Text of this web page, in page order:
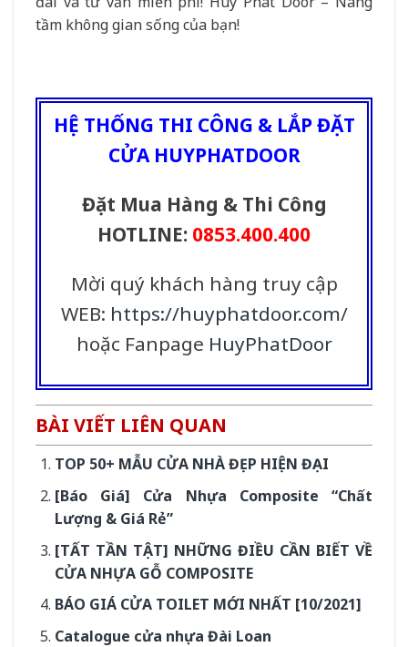
tầm không gian sống của bạn!
HỆ THỐNG THI CÔNG & LẮP ĐẶT
CỬA HUYPHATDOOR
Đặt Mua Hàng & Thi Công
HOTLINE: 0853.400.400
Mời quý khách hàng truy cập
WEB: https://huyphatdoor.com/
hoặc Fanpage HuyPhatDoor
BÀI VIẾT LIÊN QUAN
TOP 50+ MẪU CỬA NHÀ ĐẸP HIỆN ĐẠI
[Báo Giá] Cửa Nhựa Composite “Chất
Lượng & Giá Rẻ”
[TẤT TẦN TẬT] NHỮNG ĐIỀU CẦN BIẾT VỀ
CỬA NHỰA GỖ COMPOSITE
BÁO GIÁ CỬA TOILET MỚI NHẤT [10/2021]
Catalogue cửa nhựa Đài Loan